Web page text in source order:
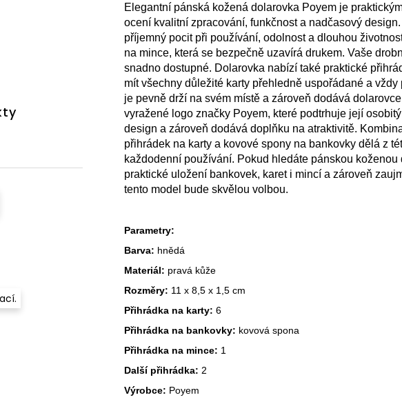
Elegantní pánská kožená dolarovka Poyem je
ocení kvalitní zpracování, funkčnost a nadčasový
příjemný pocit při používání, odolnost a dlouhou
na mince, která se bezpečně uzavírá drukem. Vaše
snadno dostupné. Dolarovka nabízí také praktické
mít všechny důležité karty přehledně uspořádané a
je pevně drží na svém místě a zároveň dodává
vyražené logo značky Poyem, které podtrhuje její
design a zároveň dodává doplňku na atraktivitě.
přihrádek na karty a kovové spony na bankovky dělá z
každodenní používání. Pokud hledáte pánskou
praktické uložení bankovek, karet i mincí a zároveň
tento model bude skvělou volbou.
Parametry:
Barva: hnědá
Materiál: pravá kůže
Rozměry: 11 x 8,5 x 1,5 cm
Přihrádka na karty: 6
Přihrádka na bankovky: kovová spona
Přihrádka na mince: 1
Další přihrádka: 2
Výrobce: Poyem